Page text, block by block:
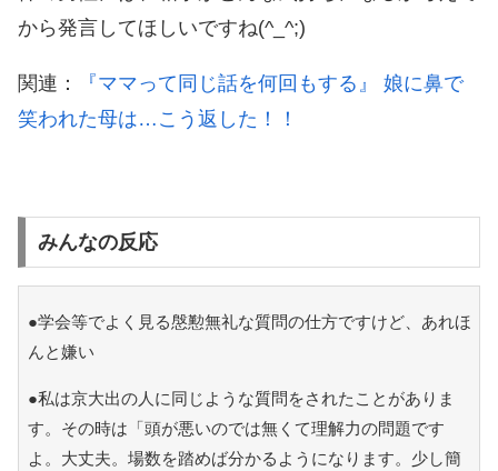
から発言してほしいですね(^_^;)
関連：
『ママって同じ話を何回もする』 娘に鼻で
笑われた母は…こう返した！！
みんなの反応
●学会等でよく見る慇懃無礼な質問の仕方ですけど、あれほ
んと嫌い
●私は京大出の人に同じような質問をされたことがありま
す。その時は「頭が悪いのでは無くて理解力の問題です
よ。大丈夫。場数を踏めば分かるようになります。少し簡